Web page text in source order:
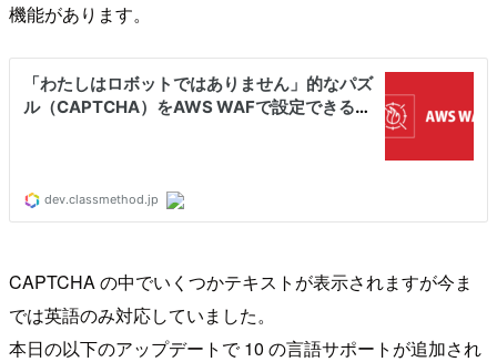
機能があります。
CAPTCHA の中でいくつかテキストが表示されますが今ま
では英語のみ対応していました。
本日の以下のアップデートで 10 の言語サポートが追加され